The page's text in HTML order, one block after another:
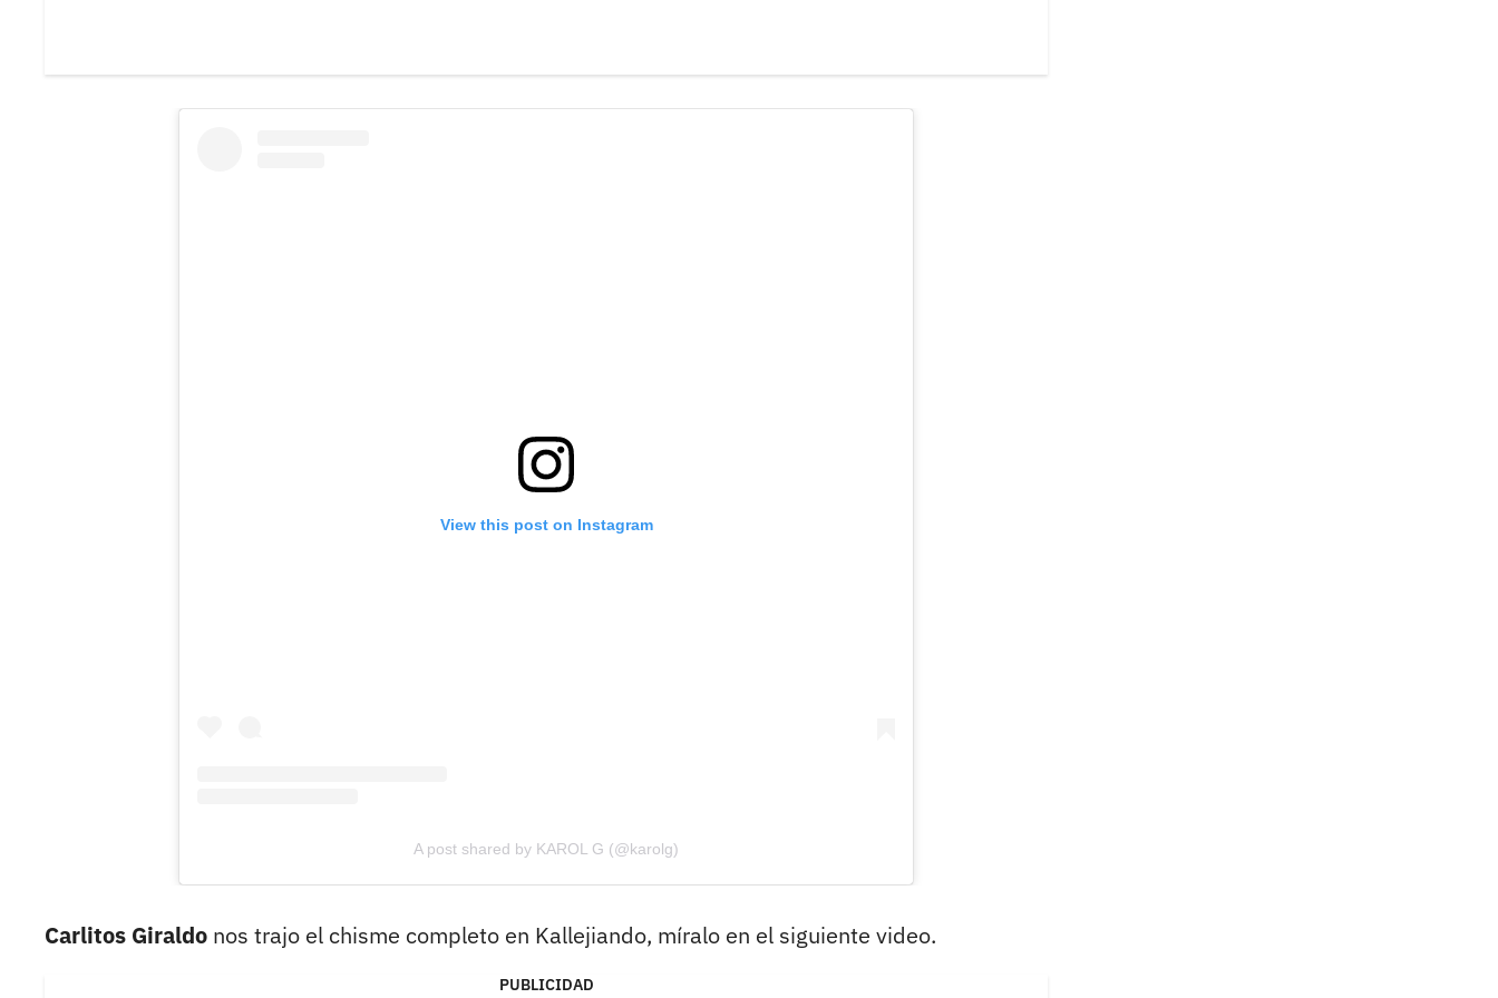
View this post on Instagram
A post shared by KAROL G (@karolg)
Carlitos Giraldo nos trajo el chisme completo en Kallejiando, míralo en el siguiente video.
PUBLICIDAD